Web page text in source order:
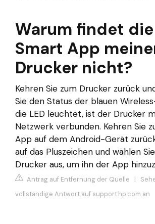
Warum findet die
Smart App
Drucker nicht?
Kehren Sie zum Drucker zurück
Sie den Status der blauen
die LED leuchtet, ist der Drucker
Netzwerk verbunden. Kehren Sie
App auf dem Android-Gerät
auf das Pluszeichen und wählen
Drucker aus, um ihn der App
Antrag auf Entfernung der Quelle |
vollständige Antwort auf support.hp.com an